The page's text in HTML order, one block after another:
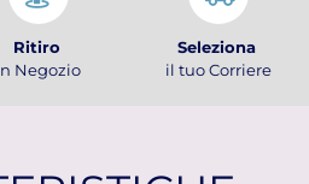
Ritiro
Negozio
Seleziona
il tuo Corriere